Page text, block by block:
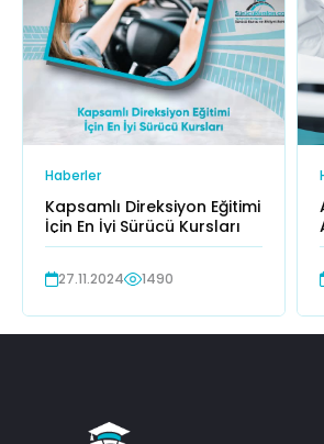
Haberler
Kapsamlı Direksiyon Eğitimi
İçin En İyi Sürücü Kursları
27.11.2024 1490